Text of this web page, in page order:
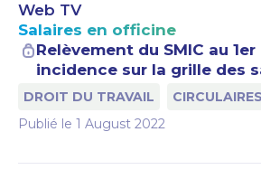
Web TV
Salaires en officine
Relèvement du SMIC au
incidence sur la grille des
DROIT DU TRAVAIL
CIRCULAIRES
Publié le 1 August 2022